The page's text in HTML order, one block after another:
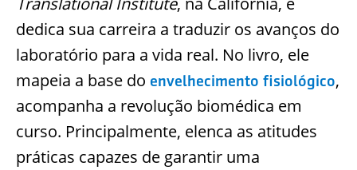
dedica sua carreira a traduzir os avanços do
laboratório para a vida real. No livro, ele
mapeia a base do envelhecimento fisiológico,
acompanha a revolução biomédica em
curso. Principalmente, elenca as atitudes
práticas capazes de garantir uma